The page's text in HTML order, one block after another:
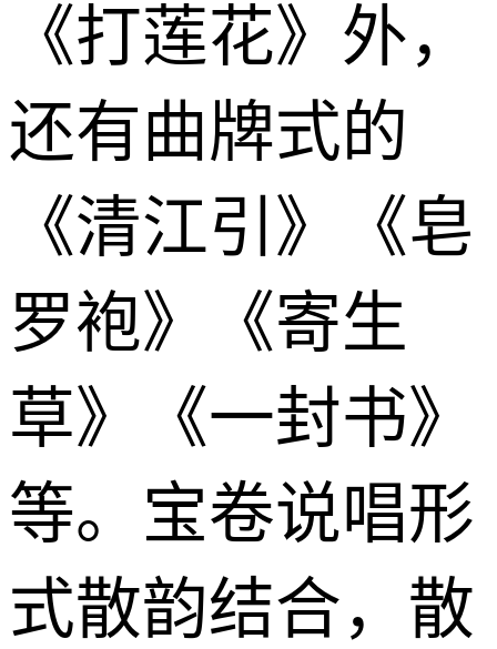
《打莲花》外，
还有曲牌式的
《清江引》《皂
罗袍》《寄生
草》《一封书》
等。宝卷说唱形
式散韵结合，散